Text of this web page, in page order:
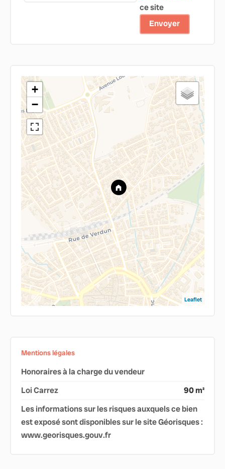
ce site
Envoyer
+
−
Leaflet
Mentions légales
Honoraires à la charge du vendeur
Loi Carrez
90 m²
Les informations sur les risques auxquels ce bien
est exposé sont disponibles sur le site Géorisques :
www.georisques.gouv.fr